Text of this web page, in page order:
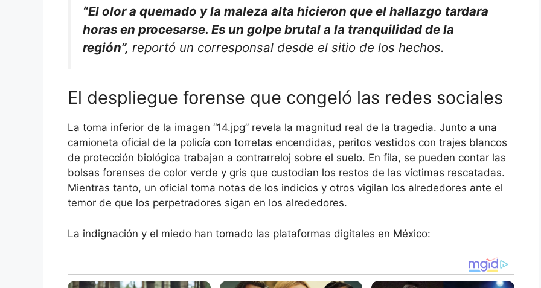
“El olor a quemado y la maleza alta hicieron que el hallazgo tardara
horas en procesarse. Es un golpe brutal a la tranquilidad de la
región”, reportó un corresponsal desde el sitio de los hechos.
El despliegue forense que congeló las redes sociales
La toma inferior de la imagen “14.jpg” revela la magnitud real de la tragedia. Junto a una
camioneta oficial de la policía con torretas encendidas, peritos vestidos con trajes blancos
de protección biológica trabajan a contrarreloj sobre el suelo. En fila, se pueden contar las
bolsas forenses de color verde y gris que custodian los restos de las víctimas rescatadas.
Mientras tanto, un oficial toma notas de los indicios y otros vigilan los alrededores ante el
temor de que los perpetradores sigan en los alrededores.
La indignación y el miedo han tomado las plataformas digitales en México: